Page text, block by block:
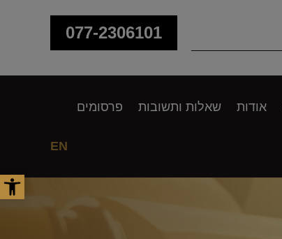
פתח
077-2306101
אודות שאלות ותשובות פרסומים
EN